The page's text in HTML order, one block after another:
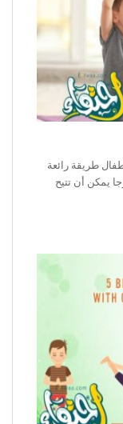
طريقة رائعة
يمكن أن تتيح